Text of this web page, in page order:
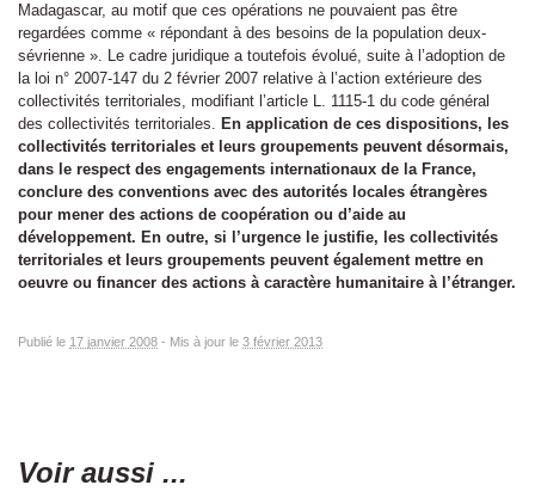
Madagascar, au motif que ces opérations ne pouvaient pas être
regardées comme « répondant à des besoins de la population deux-
sévrienne ». Le cadre juridique a toutefois évolué, suite à l’adoption de
la loi n° 2007-147 du 2 février 2007 relative à l’action extérieure des
collectivités territoriales, modifiant l’article L. 1115-1 du code général
des collectivités territoriales. En application de ces dispositions, les
collectivités territoriales et leurs groupements peuvent désormais,
dans le respect des engagements internationaux de la France,
conclure des conventions avec des autorités locales étrangères
pour mener des actions de coopération ou d’aide au
développement. En outre, si l’urgence le justifie, les collectivités
territoriales et leurs groupements peuvent également mettre en
oeuvre ou financer des actions à caractère humanitaire à l’étranger.
Publié le 17 janvier 2008 - Mis à jour le 3 février 2013
Voir aussi ...